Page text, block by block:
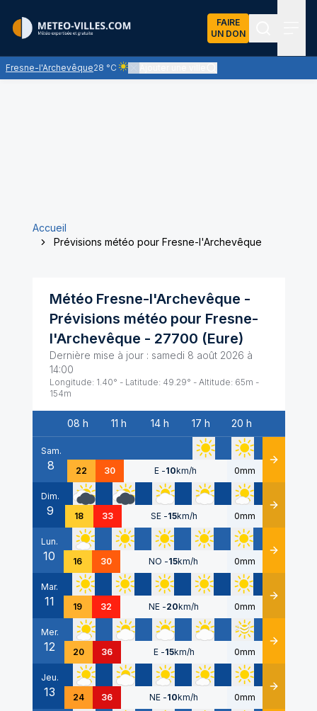
FAIRE
UN DON
Fresne-l'Archevêque28 °C
Ciel clair - quasiment pas de nuages et un
Accueil
Prévisions météo pour Fresne-l'Archevêque
Météo Fresne-l'Archevêque -
Prévisions météo pour Fresne-
l'Archevêque - 27700 (Eure)
Dernière mise à jour : samedi 8 août 2026 à
14:00
Longitude: 1.40° - Latitude: 49.29° - Altitude: 65m -
154m
Date
08 h 11 h 14 h 17 h 20 h
Sam.
8 22 30 E -10km/h 0mm Détails
Dim.
9 18 33 SE -15km/h 0mm Détails
Lun.
10 16 30 NO -15km/h 0mm Détails
Mar.
11 19 32 NE -20km/h 0mm Détails
Mer.
12 20 36 E -15km/h 0mm Détails
Jeu.
13 24 36 NE -10km/h 0mm Détails